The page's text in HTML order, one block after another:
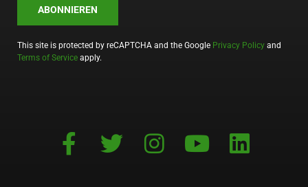
ABONNIEREN
This site is protected by reCAPTCHA and the Google Privacy Policy and
Terms of Service apply.